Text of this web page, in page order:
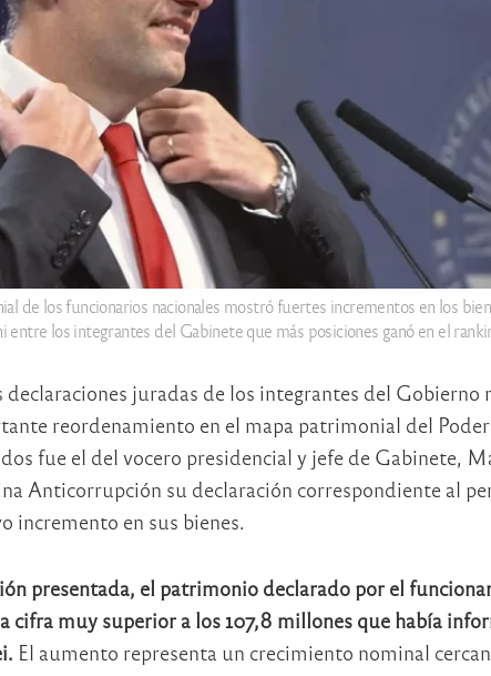
de los funcionarios nacionales mostró fuertes incrementos en los
entre los integrantes del Gabinete que más posiciones ganó en el
declaraciones juradas de los integrantes del Gobierno
reordenamiento en el mapa patrimonial del
fue el del vocero presidencial y jefe de Gabinete,
Anticorrupción su declaración correspondiente al
incremento en sus bienes.
presentada, el patrimonio declarado por el
cifra muy superior a los 107,8 millones que había
. El aumento representa un crecimiento nominal